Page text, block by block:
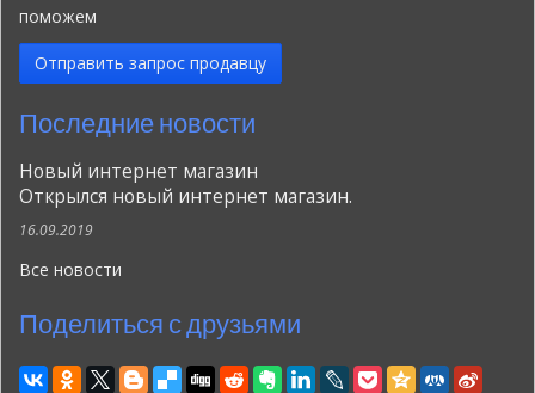
поможем
Отправить запрос продавцу
Последние новости
Новый интернет магазин
Открылся новый интернет магазин.
16.09.2019
Все новости
Поделиться с друзьями